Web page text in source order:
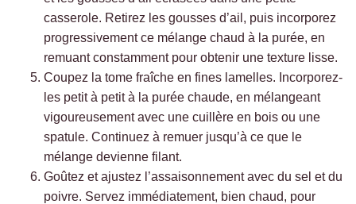
casserole. Retirez les gousses d’ail, puis incorporez
progressivement ce mélange chaud à la purée, en
remuant constamment pour obtenir une texture lisse.
Coupez la tome fraîche en fines lamelles. Incorporez-
les petit à petit à la purée chaude, en mélangeant
vigoureusement avec une cuillère en bois ou une
spatule. Continuez à remuer jusqu’à ce que le
mélange devienne filant.
Goûtez et ajustez l’assaisonnement avec du sel et du
poivre. Servez immédiatement, bien chaud, pour